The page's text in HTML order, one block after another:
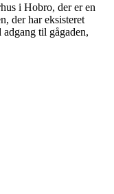
i Hobro, der er en
der har eksisteret
til gågaden,